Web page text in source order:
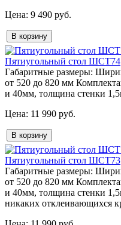
9 490 руб.
В корзину
Пятиугольный стол ШСТ74
Габаритные размеры:
от 520 до 820 мм
и 40мм, толщина стенки
11 990 руб.
В корзину
Пятиугольный стол ШСТ73
Габаритные размеры:
от 520 до 820 мм
и 40мм, толщина стенки
никаких отклеивающихся